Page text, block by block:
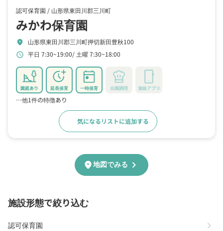
認可保育園 / 山形県東田川郡三川町
みかわ保育園
location_on 山形県東田川郡三川町押切新田豊秋100
schedule 平日 7:30~19:00 土曜 7:30~18:00
園庭あり 延長保育 一時保育 自園調理 連絡アプリ
…他1件の特徴あり
気になるリストに追加する
location_on地図でみる chevron_right
施設形態で絞り込む
認可保育園 chevron_right